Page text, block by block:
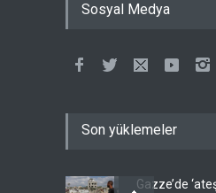
Sosyal Medya
Son yüklemeler
Gazze’de